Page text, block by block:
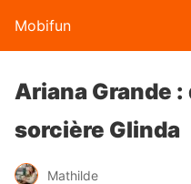
Mobifun
Ariana Grande :
sorcière Glinda
Mathilde